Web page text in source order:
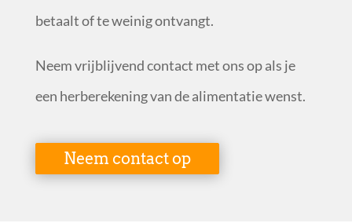
betaalt of te weinig ontvangt.
Neem vrijblijvend contact met ons op als je
een herberekening van de alimentatie wenst.
Neem contact op